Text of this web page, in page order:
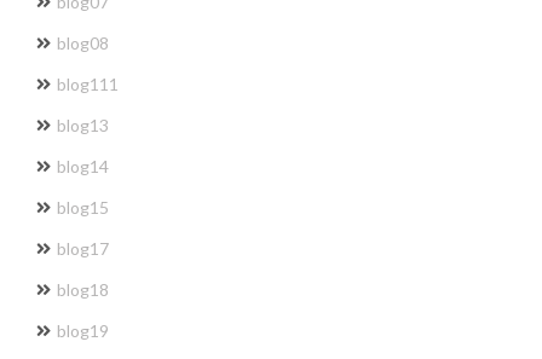
blog08
blog111
blog13
blog14
blog15
blog17
blog18
blog19